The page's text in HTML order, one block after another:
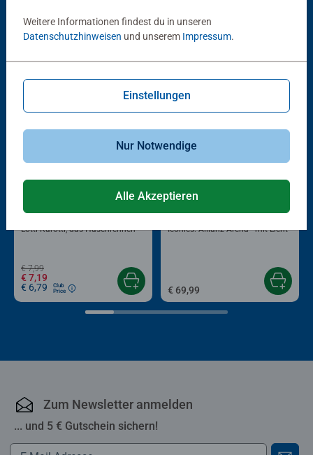
Andere Kunden mögen auch
Lotti Karotti, das Hasenrennen
€ 7,99
€ 7,19
€ 6,79
Club
Price
Iconics: Allianz Arena - mit Licht
€ 69,99
Zum Newsletter anmelden
... und 5 € Gutschein sichern!
Weitere Informationen findest du in unseren
Datenschutzhinweisen und unserem Impressum.
Einstellungen
Nur Notwendige
Alle Akzeptieren